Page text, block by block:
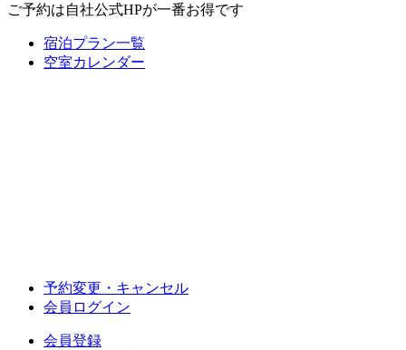
ご予約は自社公式HPが一番お得です
宿泊プラン一覧
空室カレンダー
予約変更・キャンセル
会員ログイン
会員登録